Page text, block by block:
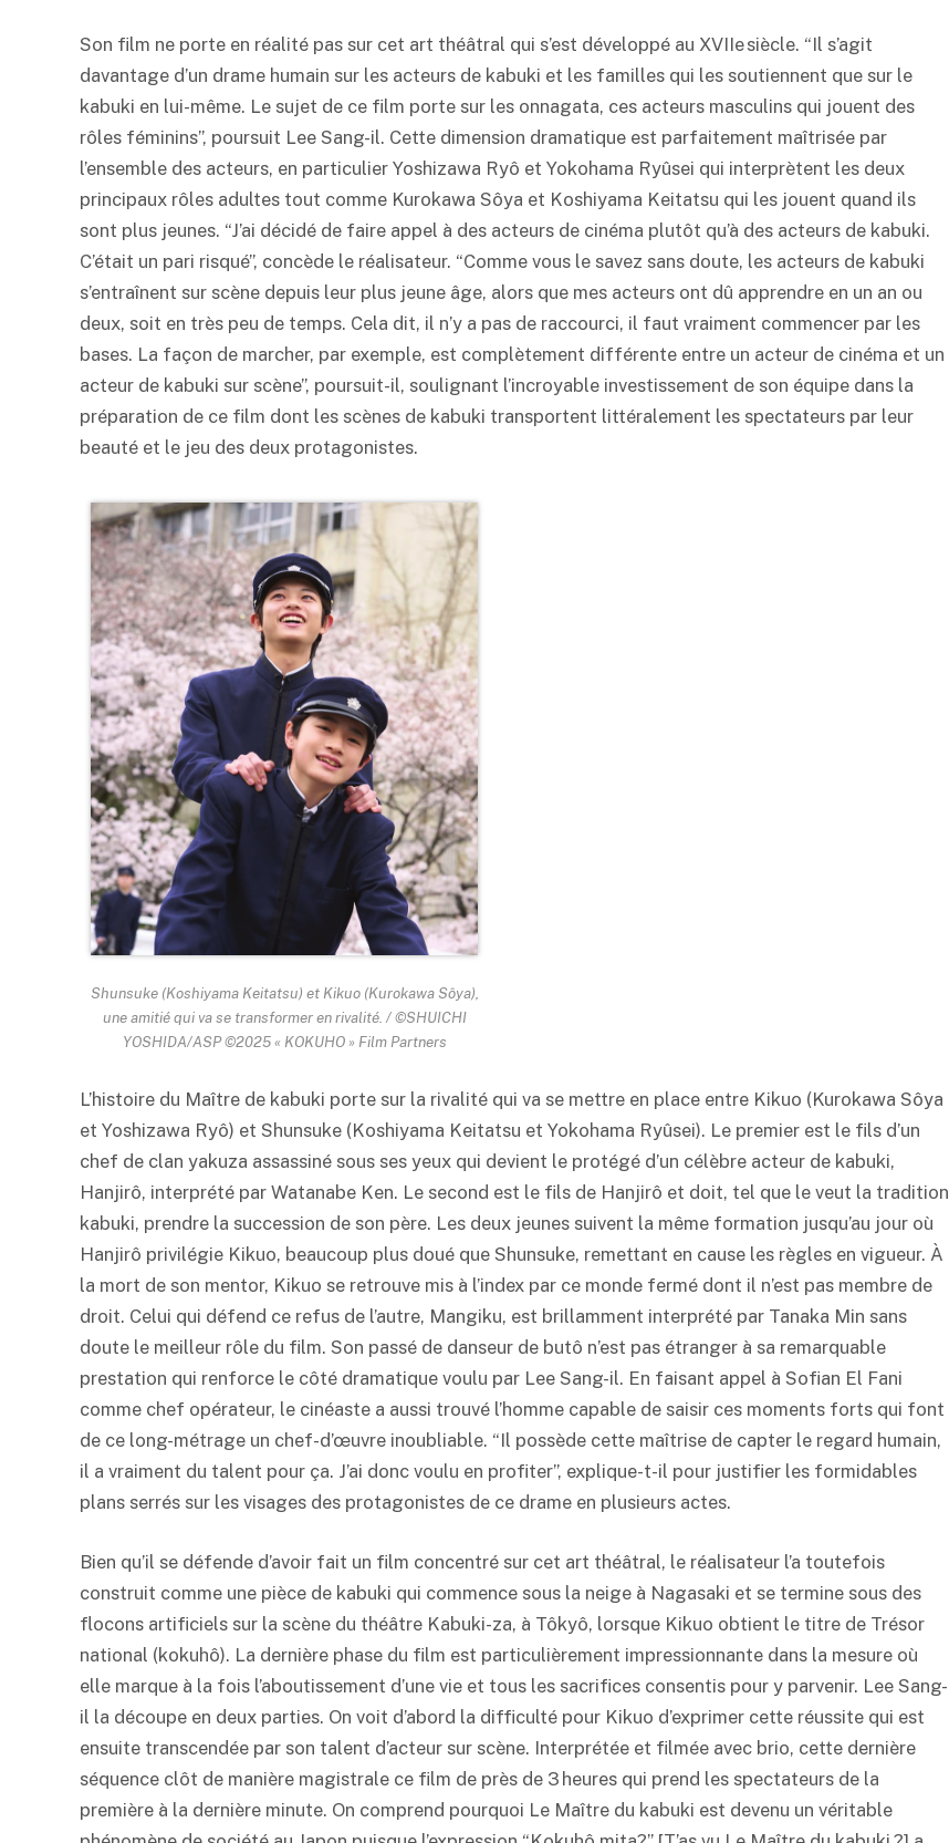
Son film ne porte en réalité pas sur cet art théâtral qui s’est développé au XVIIe siècle. “Il s’agit
davantage d’un drame humain sur les acteurs de kabuki et les familles qui les soutiennent que sur le
kabuki en lui-même. Le sujet de ce film porte sur les onnagata, ces acteurs masculins qui jouent des
rôles féminins”, poursuit Lee Sang-il. Cette dimension dramatique est parfaitement maîtrisée par
l’ensemble des acteurs, en particulier Yoshizawa Ryô et Yokohama Ryûsei qui interprètent les deux
principaux rôles adultes tout comme Kurokawa Sôya et Koshiyama Keitatsu qui les jouent quand ils
sont plus jeunes. “J’ai décidé de faire appel à des acteurs de cinéma plutôt qu’à des acteurs de kabuki.
C’était un pari risqué”, concède le réalisateur. “Comme vous le savez sans doute, les acteurs de kabuki
s’entraînent sur scène depuis leur plus jeune âge, alors que mes acteurs ont dû apprendre en un an ou
deux, soit en très peu de temps. Cela dit, il n’y a pas de raccourci, il faut vraiment commencer par les
bases. La façon de marcher, par exemple, est complètement différente entre un acteur de cinéma et un
acteur de kabuki sur scène”, poursuit-il, soulignant l’incroyable investissement de son équipe dans la
préparation de ce film dont les scènes de kabuki transportent littéralement les spectateurs par leur
beauté et le jeu des deux protagonistes.
Shunsuke (Koshiyama Keitatsu) et Kikuo (Kurokawa Sôya),
une amitié qui va se transformer en rivalité. / ©SHUICHI
YOSHIDA/ASP ©2025 « KOKUHO » Film Partners
L’histoire du Maître de kabuki porte sur la rivalité qui va se mettre en place entre Kikuo (Kurokawa Sôya
et Yoshizawa Ryô) et Shunsuke (Koshiyama Keitatsu et Yokohama Ryûsei). Le premier est le fils d’un
chef de clan yakuza assassiné sous ses yeux qui devient le protégé d’un célèbre acteur de kabuki,
Hanjirô, interprété par Watanabe Ken. Le second est le fils de Hanjirô et doit, tel que le veut la tradition
kabuki, prendre la succession de son père. Les deux jeunes suivent la même formation jusqu’au jour où
Hanjirô privilégie Kikuo, beaucoup plus doué que Shunsuke, remettant en cause les règles en vigueur. À
la mort de son mentor, Kikuo se retrouve mis à l’index par ce monde fermé dont il n’est pas membre de
droit. Celui qui défend ce refus de l’autre, Mangiku, est brillamment interprété par Tanaka Min sans
doute le meilleur rôle du film. Son passé de danseur de butô n’est pas étranger à sa remarquable
prestation qui renforce le côté dramatique voulu par Lee Sang-il. En faisant appel à Sofian El Fani
comme chef opérateur, le cinéaste a aussi trouvé l’homme capable de saisir ces moments forts qui font
de ce long-métrage un chef-d’œuvre inoubliable. “Il possède cette maîtrise de capter le regard humain,
il a vraiment du talent pour ça. J’ai donc voulu en profiter”, explique-t-il pour justifier les formidables
plans serrés sur les visages des protagonistes de ce drame en plusieurs actes.
Bien qu’il se défende d’avoir fait un film concentré sur cet art théâtral, le réalisateur l’a toutefois
construit comme une pièce de kabuki qui commence sous la neige à Nagasaki et se termine sous des
flocons artificiels sur la scène du théâtre Kabuki-za, à Tôkyô, lorsque Kikuo obtient le titre de Trésor
national (kokuhô). La dernière phase du film est particulièrement impressionnante dans la mesure où
elle marque à la fois l’aboutissement d’une vie et tous les sacrifices consentis pour y parvenir. Lee Sang-
il la découpe en deux parties. On voit d’abord la difficulté pour Kikuo d’exprimer cette réussite qui est
ensuite transcendée par son talent d’acteur sur scène. Interprétée et filmée avec brio, cette dernière
séquence clôt de manière magistrale ce film de près de 3 heures qui prend les spectateurs de la
première à la dernière minute. On comprend pourquoi Le Maître du kabuki est devenu un véritable